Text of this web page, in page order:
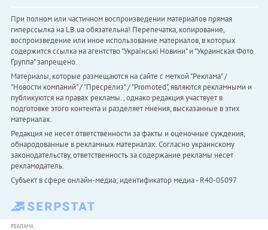
При полном или частичном воспроизведении материалов прямая
гиперссылка на LB.ua обязательна! Перепечатка, копирование,
воспроизведение или иное использование материалов, в которых
содержится ссылка на агентство "Українськi Новини" и "Украинская Фото
Группа" запрещено.
Материалы, которые размещаются на сайте с меткой "Реклама" /
"Новости компаний" / "Пресрелиз" / "Promoted", являются рекламными и
публикуются на правах рекламы. , однако редакция участвует в
подготовке этого контента и разделяет мнения, высказанные в этих
материалах.
Редакция не несет ответственности за факты и оценочные суждения,
обнародованные в рекламных материалах. Согласно украинскому
законодательству, ответственность за содержание рекламы несет
рекламодатель.
Субъект в сфере онлайн-медиа; идентификатор медиа - R40-05097
РЕКЛАМА